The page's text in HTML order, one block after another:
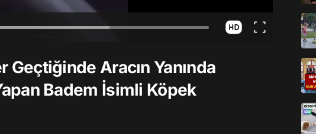
Geçtiğinde Aracın Yanında
Badem İsimli Köpek